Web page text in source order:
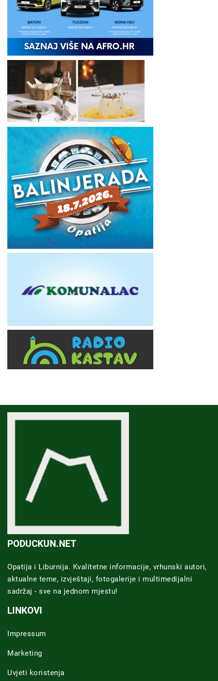
PODUCKUN.NET
Opatija i Liburnija. Kvalitetne informacije, vrhunski autori,
aktualne teme, izvještaji, fotogalerije i multimedijalni
sadržaj - sve na jednom mjestu!
LINKOVI
Impressum
Marketing
Uvjeti koristenja